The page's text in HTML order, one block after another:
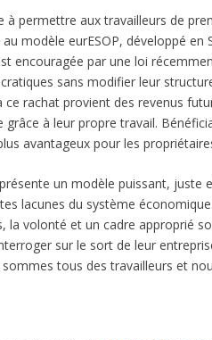
à permettre aux travailleurs de
au modèle eurESOP, développé
encouragée par une loi
sans modifier leur
rachat provient des revenus
à leur propre travail.
avantageux pour les
un modèle puissant, juste
lacunes du système
la volonté et un cadre approprié
sur le sort de leur
tous des travailleurs et